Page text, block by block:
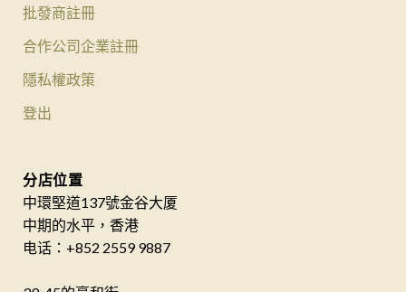
批發商註冊
合作公司企業註冊
隱私權政策
登出
分店位置
中環堅道137號金谷大厦
中期的水平，香港
电话：+852 2559 9887